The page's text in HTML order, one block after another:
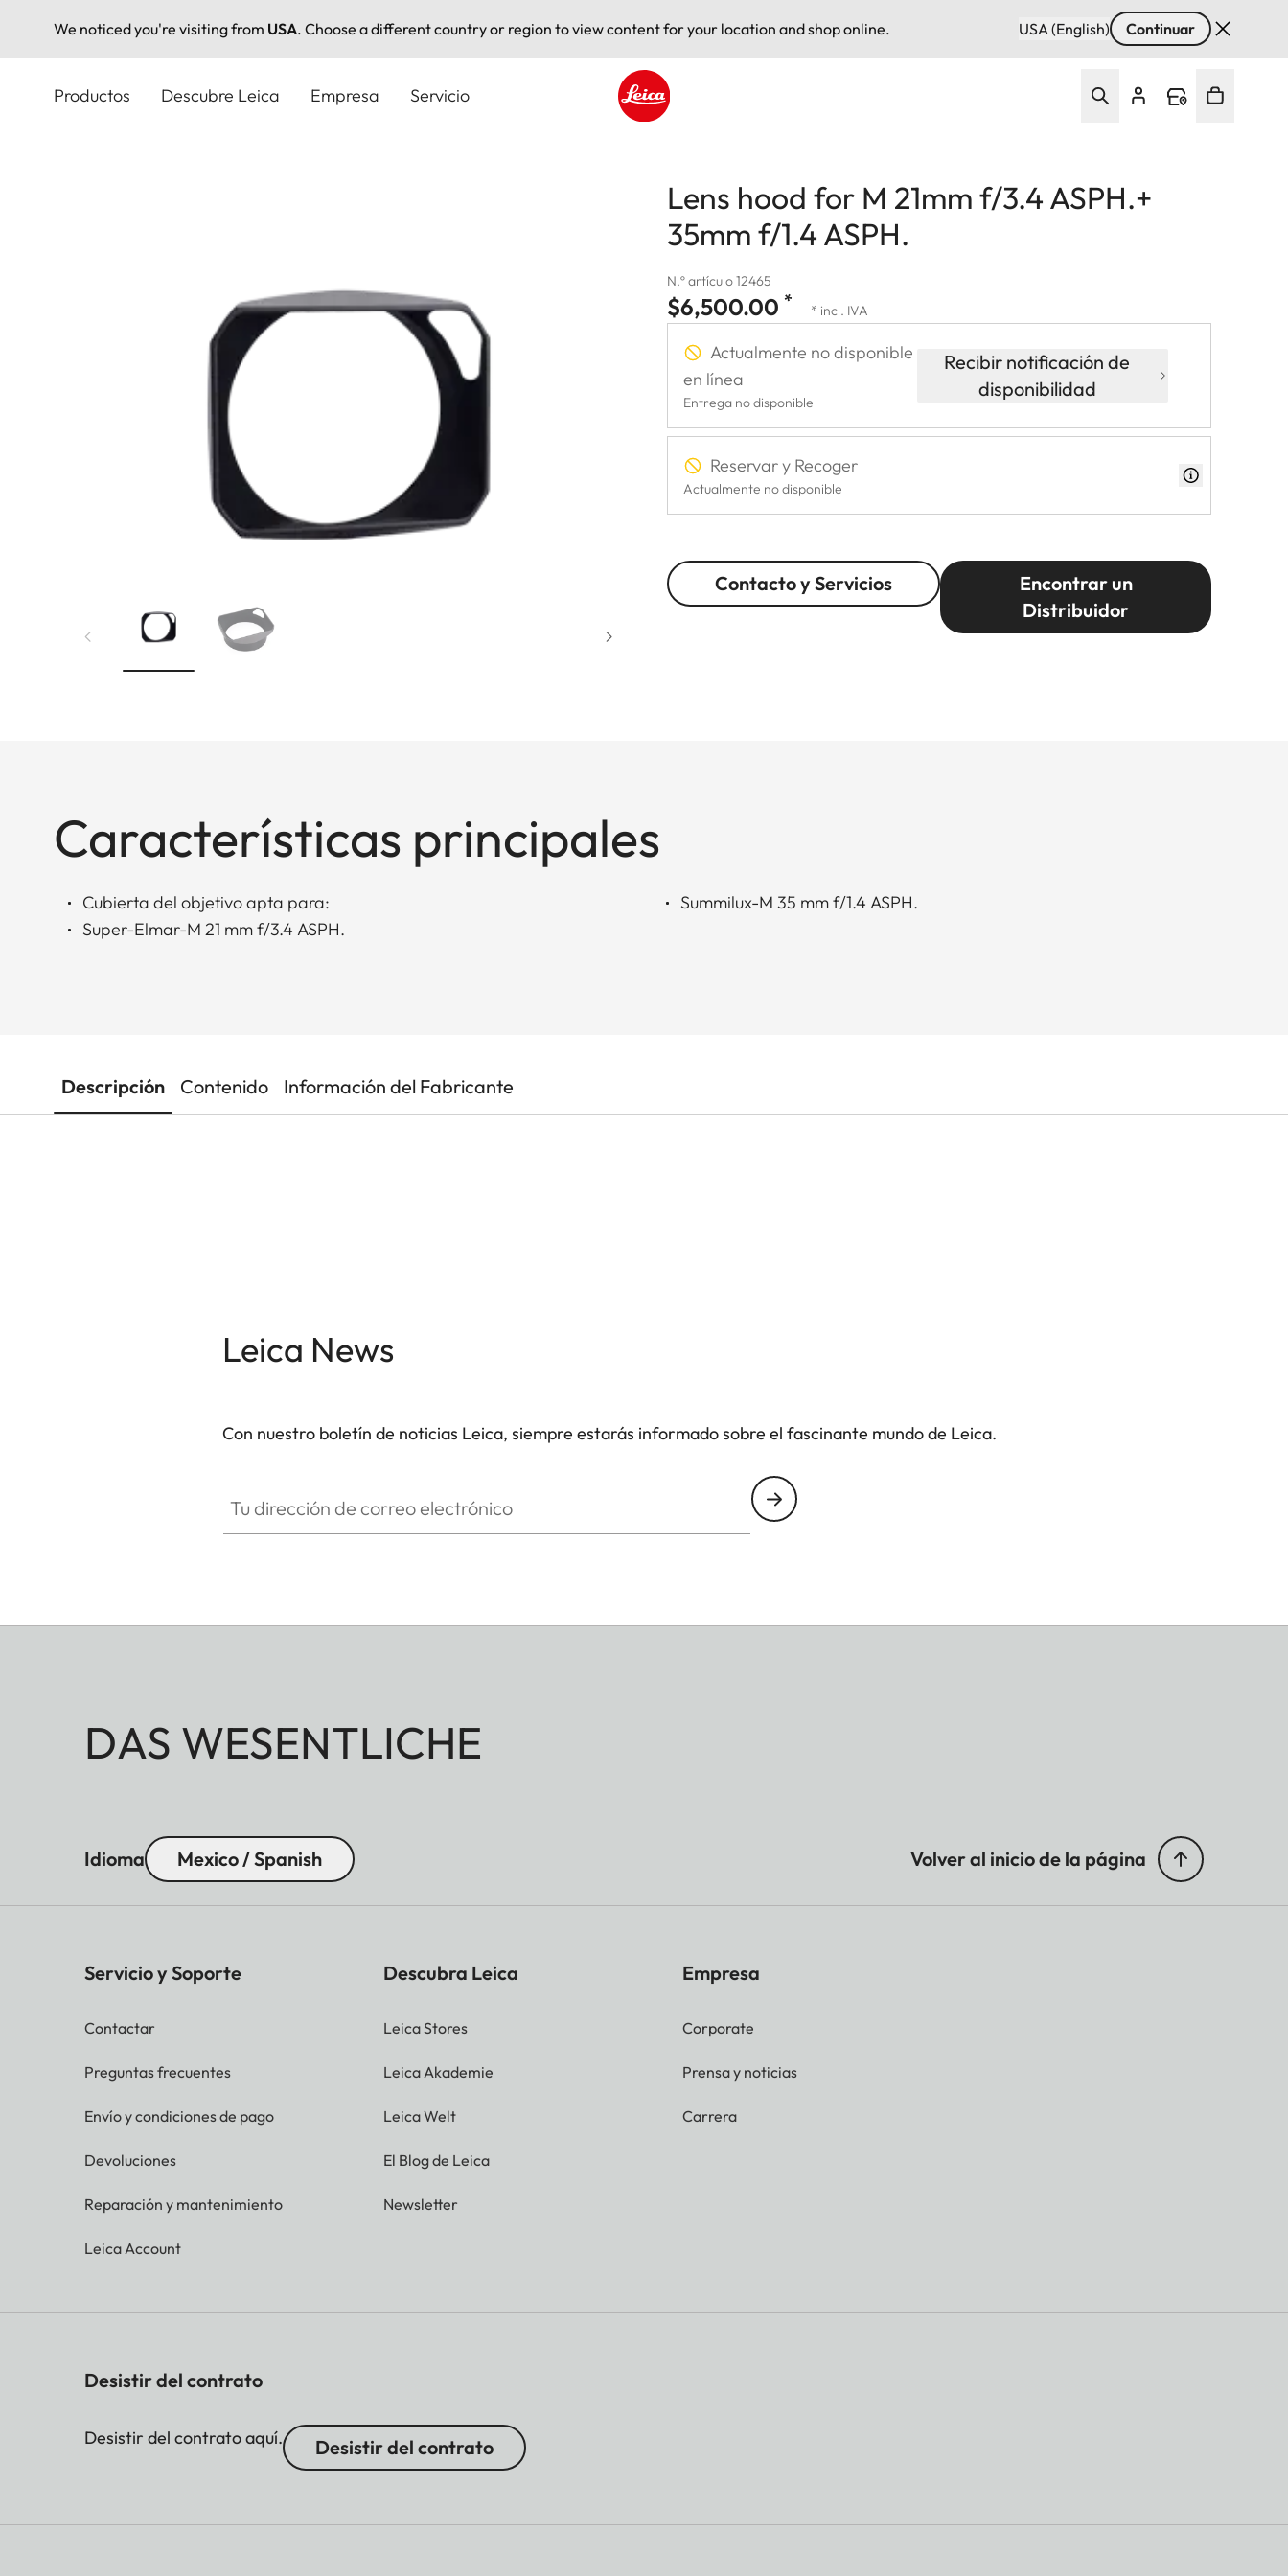
We noticed you're visiting from USA. Choose a different country or region to view content for your location and shop online. USA (English) Continuar
Productos Descubre Leica Empresa Servicio
Lens hood for M 21mm f/3.4 ASPH.+
35mm f/1.4 ASPH.
N.º artículo 12465
$6,500.00 * * incl. IVA
Actualmente no disponible
en línea
Entrega no disponible
Recibir notificación de
disponibilidad
Reservar y Recoger
Actualmente no disponible
Contacto y Servicios
Encontrar un
Distribuidor
Características principales
Cubierta del objetivo apta para:
Super-Elmar-M 21 mm f/3.4 ASPH.
Summilux-M 35 mm f/1.4 ASPH.
Descripción Contenido Información del Fabricante
Leica News
Con nuestro boletín de noticias Leica, siempre estarás informado sobre el fascinante mundo de Leica.
DAS WESENTLICHE
Idioma Mexico / Spanish Volver al inicio de la página
Servicio y Soporte
Contactar
Preguntas frecuentes
Envío y condiciones de pago
Devoluciones
Reparación y mantenimiento
Leica Account
Descubra Leica
Leica Stores
Leica Akademie
Leica Welt
El Blog de Leica
Newsletter
Empresa
Corporate
Prensa y noticias
Carrera
Desistir del contrato
Desistir del contrato aquí. Desistir del contrato